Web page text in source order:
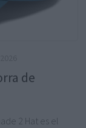
de
2 Hat es el